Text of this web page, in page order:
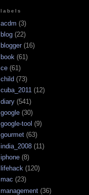
labels
acdm (3)
blog (22)
blogger (16)
book (61)
ce (61)
child (73)
cuba_2011 (12)
diary (541)
google (30)
google-tool (9)
gourmet (63)
india_2008 (11)
iphone (8)
lifehack (120)
mac (23)
management (36)